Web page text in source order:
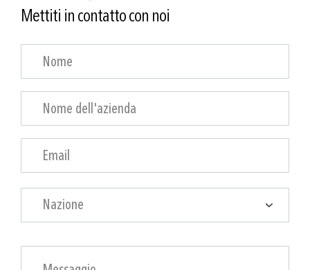
Mettiti in contatto con noi
Nazione